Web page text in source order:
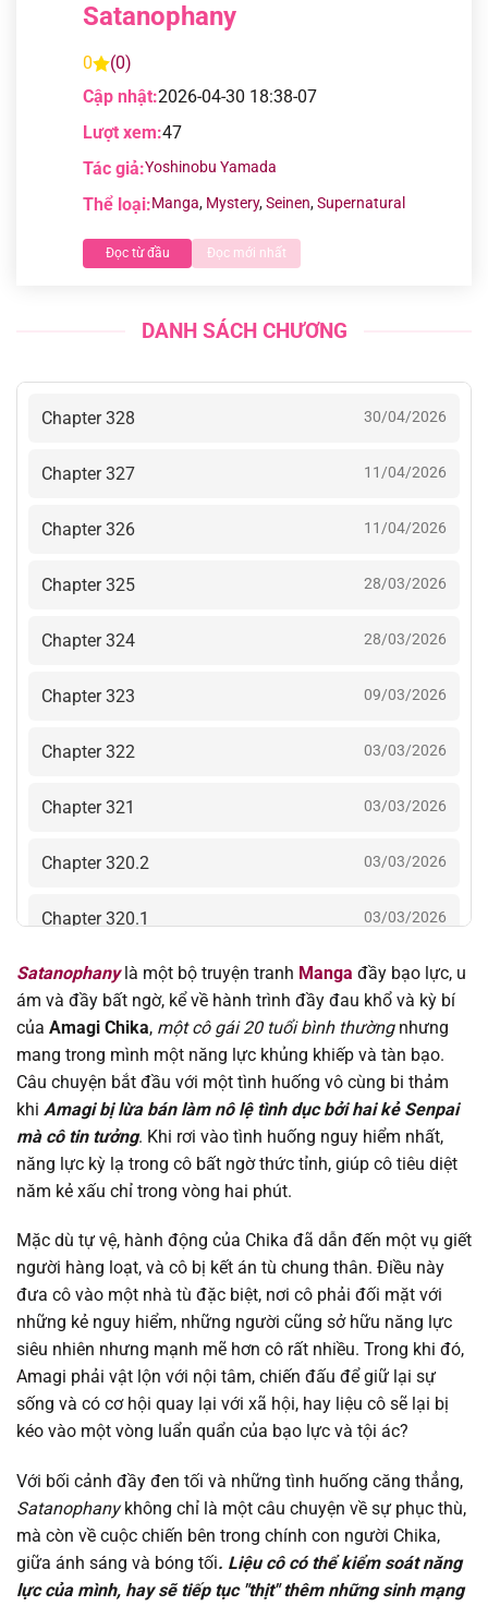
Satanophany
0
(0)
Cập nhật:2026-04-30 18:38-07
Lượt xem:47
Tác giả:Yoshinobu Yamada
Thể loại:Manga, Mystery,Seinen,Supernatural
Đọc từ đầu Đọc mới nhất
DANH SÁCH CHƯƠNG
Chapter 328 30/04/2026
Chapter 327 11/04/2026
Chapter 326 11/04/2026
Chapter 325 28/03/2026
Chapter 324 28/03/2026
Chapter 323 09/03/2026
Chapter 322 03/03/2026
Chapter 321 03/03/2026
Chapter 320.2 03/03/2026
Chapter 320.1 03/03/2026
Chapter 319 16/01/2026
Chapter 318 16/01/2026
Chapter 317 11/12/2025
Chapter 316 05/12/2025
Chapter 315
Chapter 314 13/11/2025
Chapter 313 06/11/2025
Chapter 312 23/10/2025
Chapter 311 16/10/2025
Chapter 310 26/09/2025
Chapter 309 21/09/2025
Chapter 308 21/09/2025
Satanophanylà một bộ truyện tranh Manga đầy bạo lực, u
ám và đầy bất ngờ, kể về hành trình đầy đau khổ và kỳ bí
của Amagi Chika, một cô gái 20 tuổi bình thườngnhưng
mang trong mình một năng lực khủng khiếp và tàn bạo.
Câu chuyện bắt đầu với một tình huống vô cùng bi thảm
khi Amagi bị lừa bán làm nô lệ tình dục bởi hai kẻ Senpai
mà cô tin tưởng. Khi rơi vào tình huống nguy hiểm nhất,
năng lực kỳ lạ trong cô bất ngờ thức tỉnh, giúp cô tiêu diệt
năm kẻ xấu chỉ trong vòng hai phút.
Mặc dù tự vệ, hành động của Chika đã dẫn đến một vụ giết
người hàng loạt, và cô bị kết án tù chung thân. Điều này
đưa cô vào một nhà tù đặc biệt, nơi cô phải đối mặt với
những kẻ nguy hiểm, những người cũng sở hữu năng lực
siêu nhiên nhưng mạnh mẽ hơn cô rất nhiều. Trong khi đó,
Amagi phải vật lộn với nội tâm, chiến đấu để giữ lại sự
sống và có cơ hội quay lại với xã hội, hay liệu cô sẽ lại bị
kéo vào một vòng luẩn quẩn của bạo lực và tội ác?
Với bối cảnh đầy đen tối và những tình huống căng thẳng,
Satanophanykhông chỉ là một câu chuyện về sự phục thù,
mà còn về cuộc chiến bên trong chính con người Chika,
giữa ánh sáng và bóng tối. Liệu cô có thể kiểm soát năng
lực của mình, hay sẽ tiếp tục "thịt" thêm những sinh mạng